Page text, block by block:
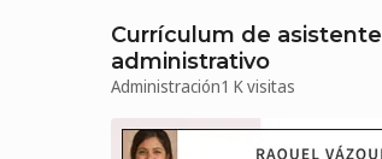
Currículum de asistente
administrativo
Administración1 K visitas